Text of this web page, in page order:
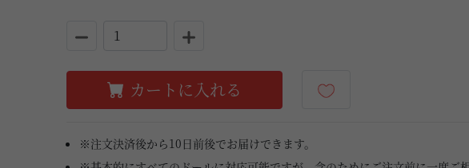
カートに入れる
※注文決済後から10日前後でお届けできます。